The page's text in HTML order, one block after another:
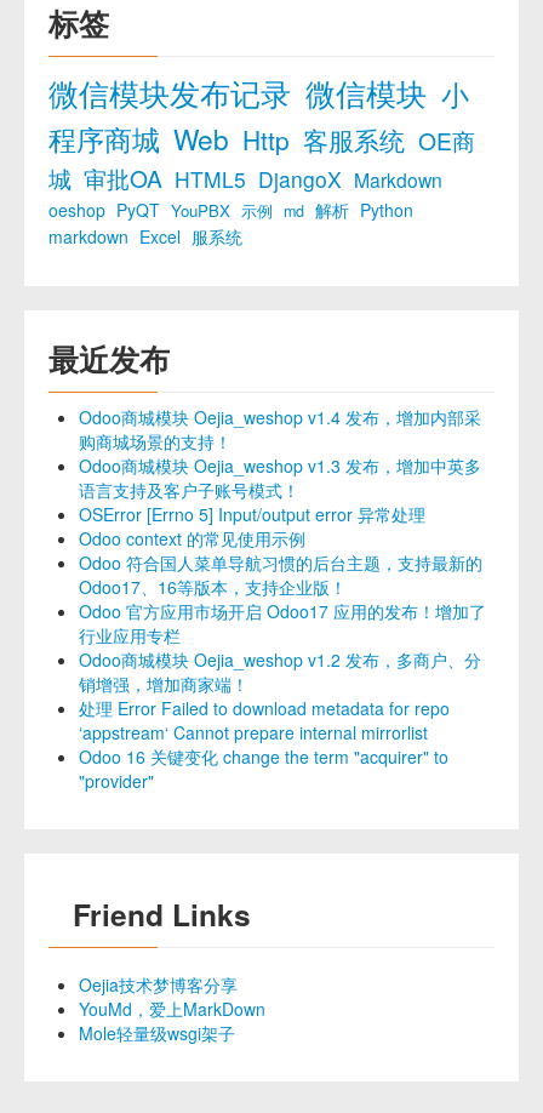
标签
微信模块发布记录 微信模块 小
程序商城 Web Http 客服系统 OE商
城 审批OA HTML5 DjangoX Markdown
oeshop PyQT YouPBX 示例 md 解析 Python
markdown Excel 服系统
最近发布
Odoo商城模块 Oejia_weshop v1.4 发布，增加内部采
购商城场景的支持！
Odoo商城模块 Oejia_weshop v1.3 发布，增加中英多
语言支持及客户子账号模式！
OSError [Errno 5] Input/output error 异常处理
Odoo context 的常见使用示例
Odoo 符合国人菜单导航习惯的后台主题，支持最新的
Odoo17、16等版本，支持企业版！
Odoo 官方应用市场开启 Odoo17 应用的发布！增加了
行业应用专栏
Odoo商城模块 Oejia_weshop v1.2 发布，多商户、分
销增强，增加商家端！
处理 Error Failed to download metadata for repo
‘appstream‘ Cannot prepare internal mirrorlist
Odoo 16 关键变化 change the term "acquirer" to
"provider"
Friend Links
Oejia技术梦博客分享
YouMd，爱上MarkDown
Mole轻量级wsgi架子